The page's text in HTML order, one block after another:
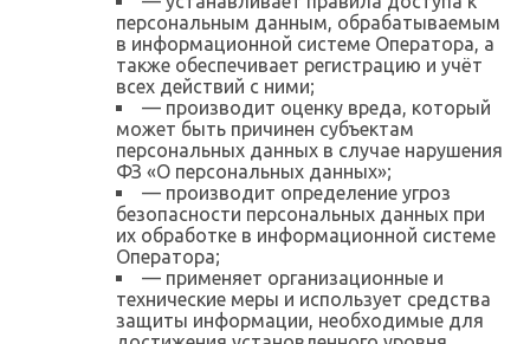
персональным данным, обрабатываемым
в информационной системе Оператора, а
также обеспечивает регистрацию и учёт
всех действий с ними;
— производит оценку вреда, который
может быть причинен субъектам
персональных данных в случае нарушения
ФЗ «О персональных данных»;
— производит определение угроз
безопасности персональных данных при
их обработке в информационной системе
Оператора;
— применяет организационные и
технические меры и использует средства
защиты информации, необходимые для